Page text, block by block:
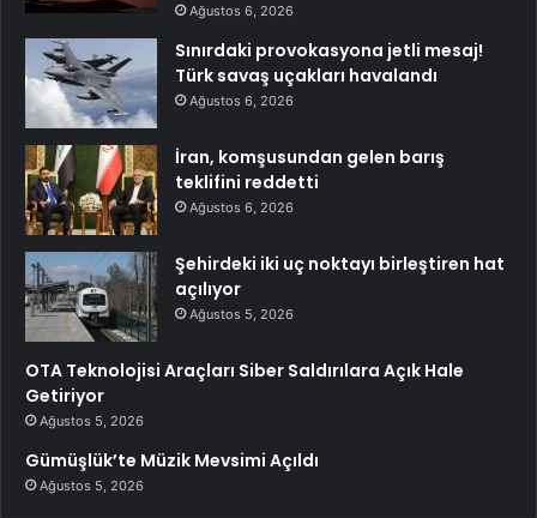
Ağustos 6, 2026
Sınırdaki provokasyona jetli mesaj!
Türk savaş uçakları havalandı
Ağustos 6, 2026
İran, komşusundan gelen barış
teklifini reddetti
Ağustos 6, 2026
Şehirdeki iki uç noktayı birleştiren hat
açılıyor
Ağustos 5, 2026
OTA Teknolojisi Araçları Siber Saldırılara Açık Hale
Getiriyor
Ağustos 5, 2026
Gümüşlük’te Müzik Mevsimi Açıldı
Ağustos 5, 2026